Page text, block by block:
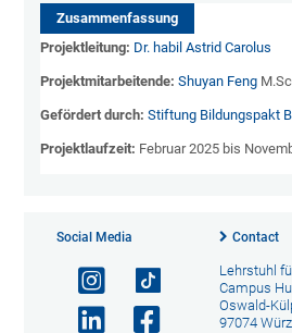
Zusammenfassung
Projektleitung: Dr. habil Astrid Carolus
Projektmitarbeitende: Shuyan Feng
Gefördert durch: Stiftung Bildungspakt
Projektlaufzeit: Februar 2025 bis
Social Media Contact
Lehrstuhl
Campus
Oswald-
97074